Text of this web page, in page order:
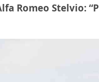
Romeo Stelvio: